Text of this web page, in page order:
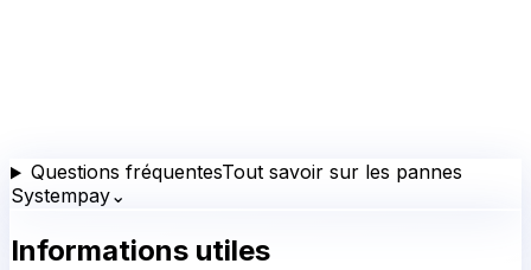
Questions fréquentesTout savoir sur les pannes
Systempay⌄
Informations utiles